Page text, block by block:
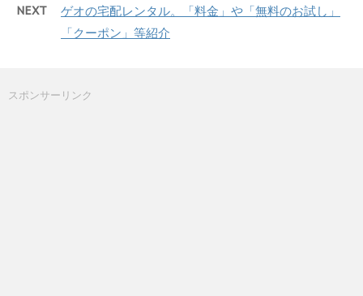
NEXT
ゲオの宅配レンタル。「料金」や「無料のお試し」
「クーポン」等紹介
スポンサーリンク